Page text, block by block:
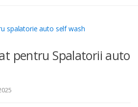
pentru Spalatorii auto